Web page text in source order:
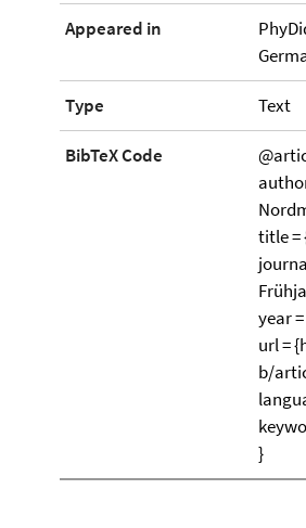
Appeared in
Type Text
BibTeX Code
title =
year
url =
b/
}